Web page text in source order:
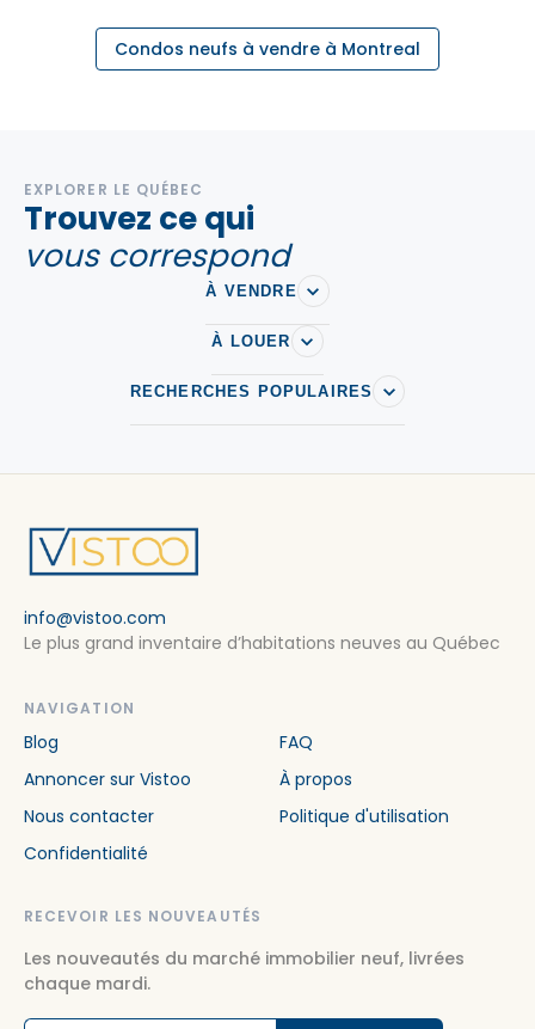
Condos neufs à vendre à Montreal
EXPLORER LE QUÉBEC
Trouvez ce qui
vous correspond
À VENDRE
À LOUER
RECHERCHES POPULAIRES
info@vistoo.com
Le plus grand inventaire d’habitations neuves au Québec
NAVIGATION
Blog
FAQ
Annoncer sur Vistoo
À propos
Nous contacter
Politique d'utilisation
Confidentialité
RECEVOIR LES NOUVEAUTÉS
Les nouveautés du marché immobilier neuf, livrées
chaque mardi.